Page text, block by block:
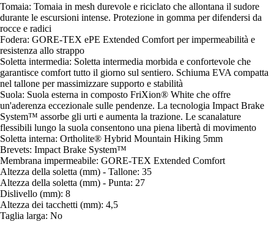
Tomaia: Tomaia in mesh durevole e riciclato che allontana il sudore
durante le escursioni intense. Protezione in gomma per difendersi da
rocce e radici
Fodera: GORE-TEX ePE Extended Comfort per impermeabilità e
resistenza allo strappo
Soletta intermedia: Soletta intermedia morbida e confortevole che
garantisce comfort tutto il giorno sul sentiero. Schiuma EVA compatta
nel tallone per massimizzare supporto e stabilità
Suola: Suola esterna in composto FriXion® White che offre
un'aderenza eccezionale sulle pendenze. La tecnologia Impact Brake
System™ assorbe gli urti e aumenta la trazione. Le scanalature
flessibili lungo la suola consentono una piena libertà di movimento
Soletta interna: Ortholite® Hybrid Mountain Hiking 5mm
Brevets: Impact Brake System™
Membrana impermeabile: GORE-TEX Extended Comfort
Altezza della soletta (mm) - Tallone: 35
Altezza della soletta (mm) - Punta: 27
Dislivello (mm): 8
Altezza dei tacchetti (mm): 4,5
Taglia larga: No